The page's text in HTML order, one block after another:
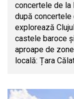
concertele de la
după concertele
explorează
castele baroce
aproape de
locală: Țara